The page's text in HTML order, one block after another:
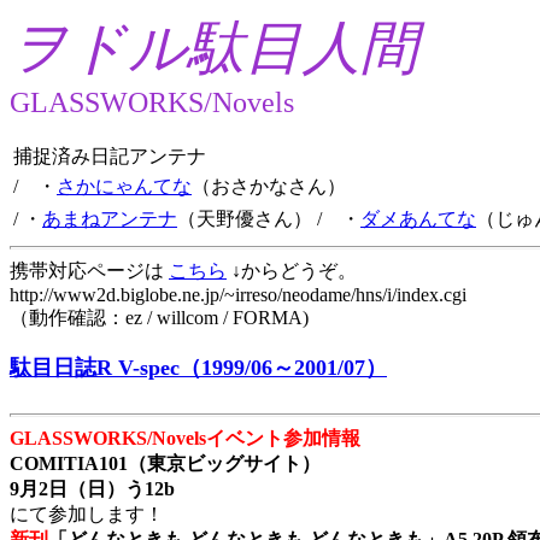
ヲドル駄目人間
GLASSWORKS/Novels
捕捉済み日記アンテナ
/ ・ さかにゃんてな （おさかなさん）
/ ・ あまねアンテナ （天野優さん） / ・ ダメあんてな （じ
携帯対応ページは こちら ↓からどうぞ。
http://www2d.biglobe.ne.jp/~irreso/neodame/hns/i/index.cgi
（動作確認：ez / willcom / FORMA)
駄目日誌R V-spec（1999/06～2001/07）
GLASSWORKS/Novelsイベント参加情報
COMITIA101（東京ビッグサイト）
9月2日（日）う12b
にて参加します！